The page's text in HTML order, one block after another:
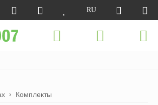
RU
Комплекты